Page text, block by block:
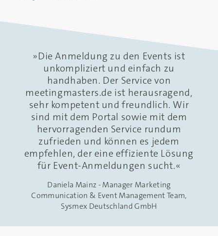
Die Anmeldung zu den Events ist
unkompliziert und einfach zu
handhaben. Der Service von
meetingmasters.de ist herausragend,
sehr kompetent und freundlich. Wir
sind mit dem Portal sowie mit dem
hervorragenden Service rundum
zufrieden und können es jedem
empfehlen, der eine effiziente Lösung
für Event-Anmeldungen sucht.
Daniela Mainz - Manager Marketing
Communication & Event Management Team,
Sysmex Deutschland GmbH